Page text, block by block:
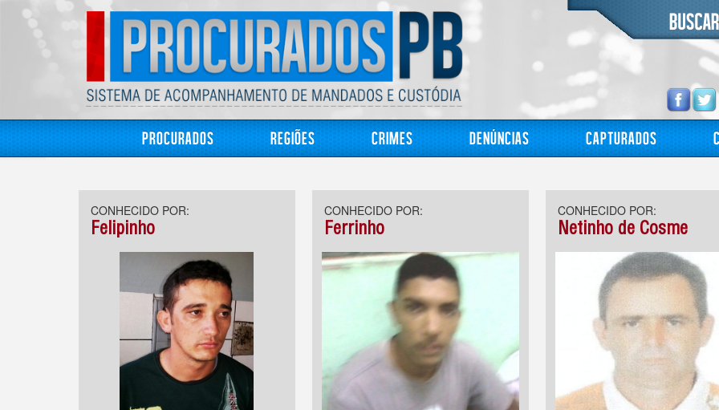
Procurados Regiões Crimes Denúncias Capturados
CONHECIDO POR:
Felipinho
CONHECIDO POR:
Ferrinho
CONHECIDO POR:
Netinho de Cosme